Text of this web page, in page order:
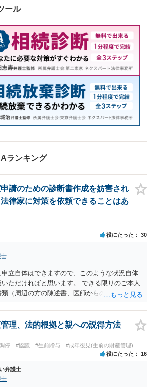
にお問合せください。
ール
ランキング
請のための診断書作成を妨害され
律家に対策を依頼できることはあ
役にたった 30
士
立自体はできますので、このような状況自体
ただければと思います。 できる限りのご本人
（周辺の方の陳述書、医師からの聴取書等）
から先は進むのではないかと存じます。 ま
すぎるあまりに後見申立ができない状況にして
ますので、当該地域の地域包括支援センターに
の方法です。
理、法的根拠と親への説得方法
停 #協議 #生前贈与 #成年後見(生前の財産管理)
役にたった 16
弁護士
士